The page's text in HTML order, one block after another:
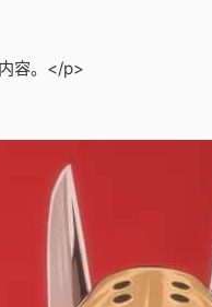
容。</p>